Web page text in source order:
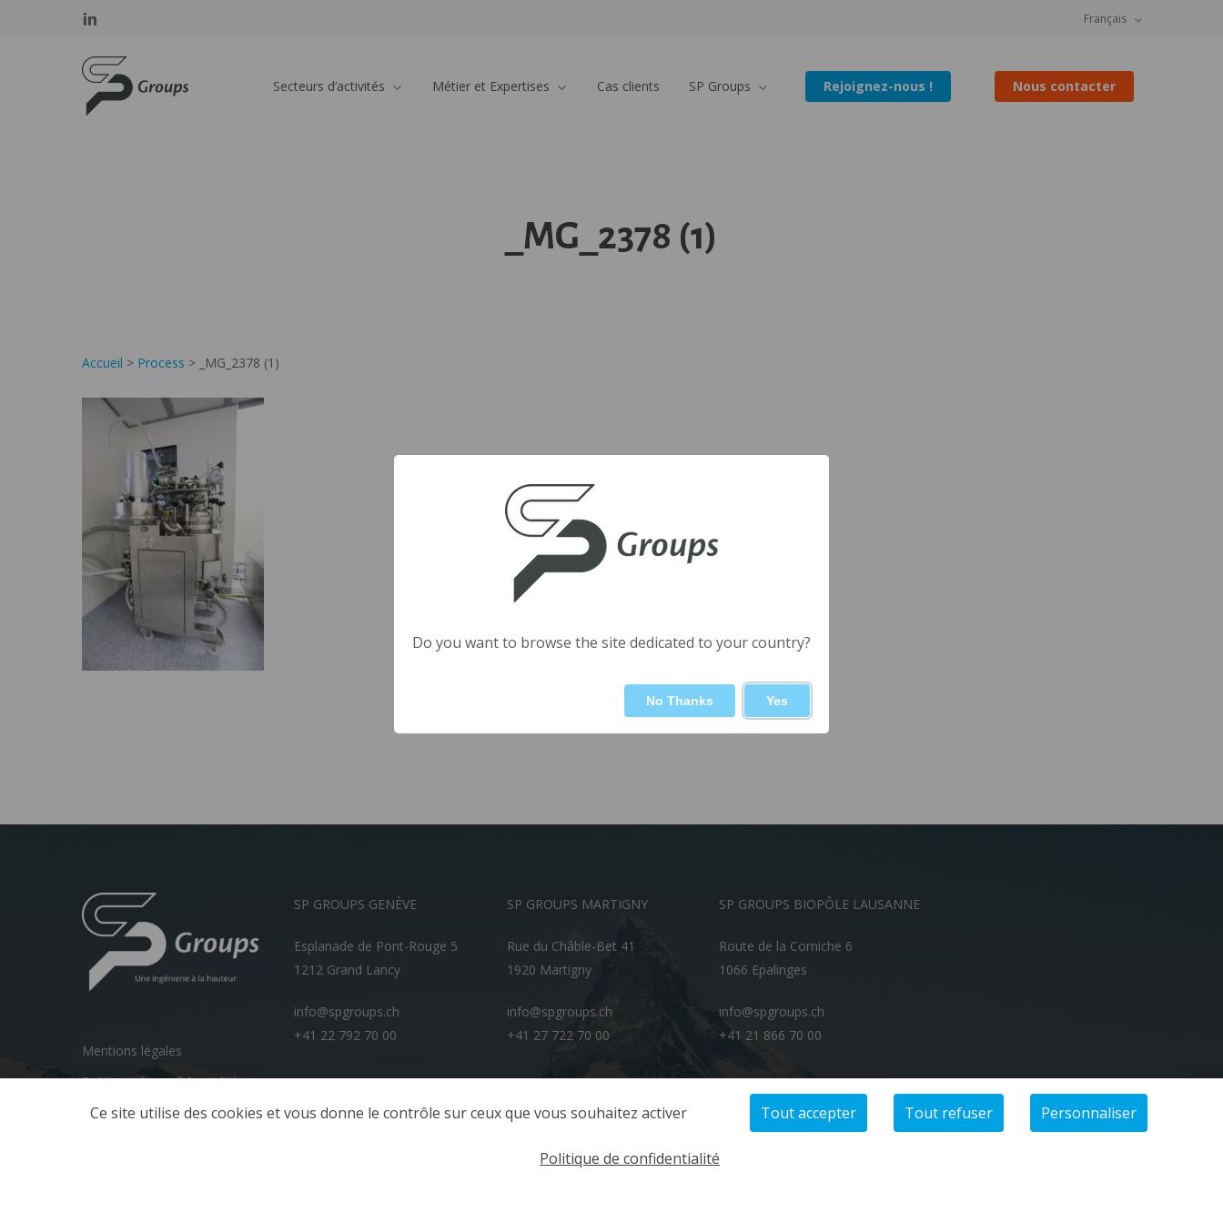
linkedin
Français
SP GROUPS
Secteurs d’activités Métier et Expertises Cas clients SP Groups Rejoignez-nous ! Nous contacter
_MG_2378 (1)
Accueil > Process > _MG_2378 (1)
Mentions légales
Politique de confidentialité
SP GROUPS GENÈVE
Esplanade de Pont-Rouge 5
1212 Grand Lancy
info@spgroups.ch
+41 22 792 70 00
SP GROUPS MARTIGNY
Rue du Châble-Bet 41
1920 Martigny
info@spgroups.ch
+41 27 722 70 00
SP GROUPS BIOPÔLE LAUSANNE
Route de la Corniche 6
1066 Epalinges
info@spgroups.ch
+41 21 866 70 00
Do you want to browse the site dedicated to your country?
No Thanks Yes
Panneau de gestion des cookies
Ce site utilise des cookies et vous donne le contrôle sur ceux que vous souhaitez activer Tout accepter Tout refuser Personnaliser
Politique de confidentialité